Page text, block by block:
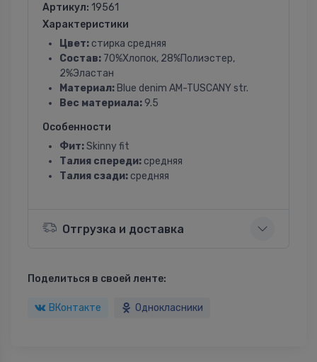
Артикул: 19561
Характеристики
Цвет: стирка средняя
Состав: 70%Хлопок, 28%Полиэстер,
2%Эластан
Материал: Blue denim AM-TUSCANY str.
Вес материала: 9.5
Особенности
Фит:Skinny fit
Талия спереди: средняя
Талия сзади: средняя
Отгрузка и доставка
Поделиться в своей ленте:
ВКонтакте Однокласники